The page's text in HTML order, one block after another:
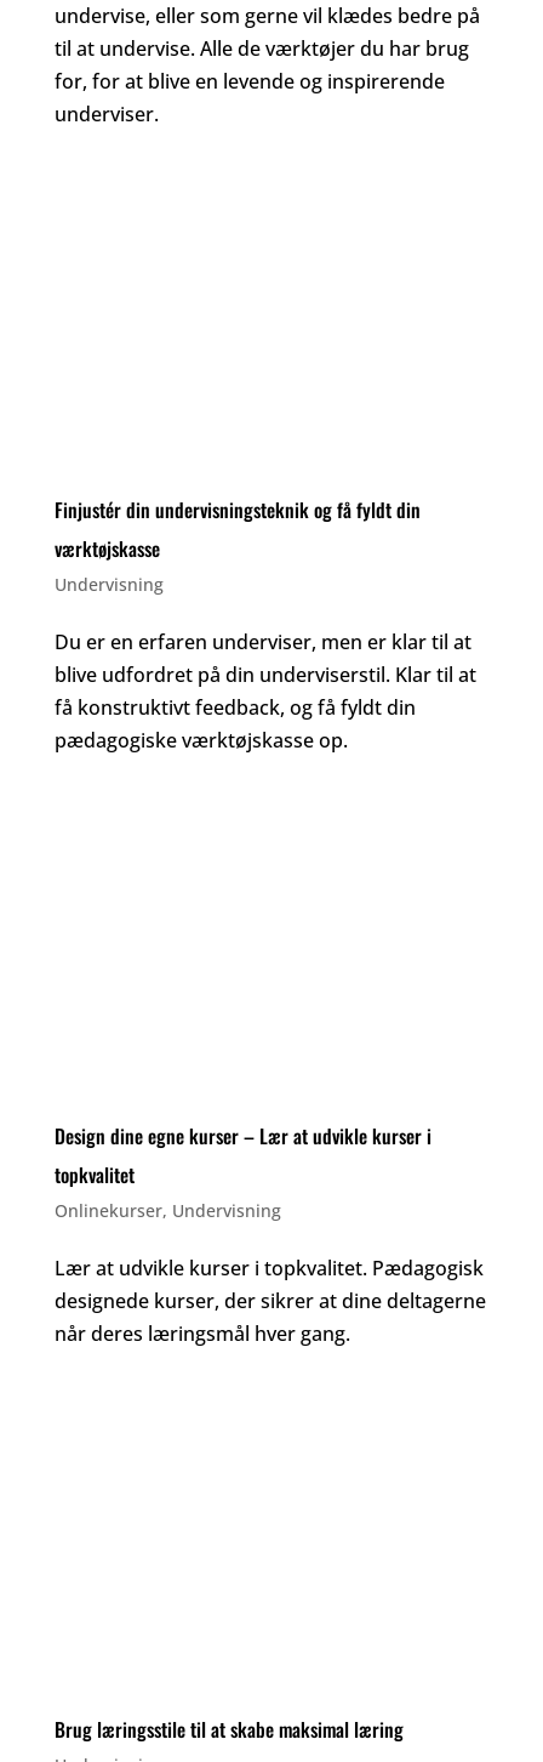
undervise, eller som gerne vil klædes bedre på
til at undervise. Alle de værktøjer du har brug
for, for at blive en levende og inspirerende
underviser.
Finjustér din undervisningsteknik og få fyldt din
værktøjskasse
Undervisning
Du er en erfaren underviser, men er klar til at
blive udfordret på din underviserstil. Klar til at
få konstruktivt feedback, og få fyldt din
pædagogiske værktøjskasse op.
Design dine egne kurser – Lær at udvikle kurser i
topkvalitet
Onlinekurser, Undervisning
Lær at udvikle kurser i topkvalitet. Pædagogisk
designede kurser, der sikrer at dine deltagerne
når deres læringsmål hver gang.
Brug læringsstile til at skabe maksimal læring